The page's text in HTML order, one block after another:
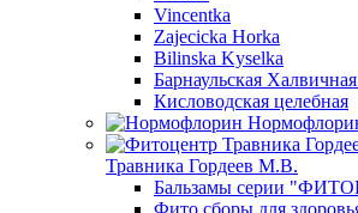
Vincentka
Zajecicka Horka
Bilinska Kyselka
Барнаульская
Кисловодская целебная
Травника Гордеев М.В.
Бальзамы серии
Фито сборы для